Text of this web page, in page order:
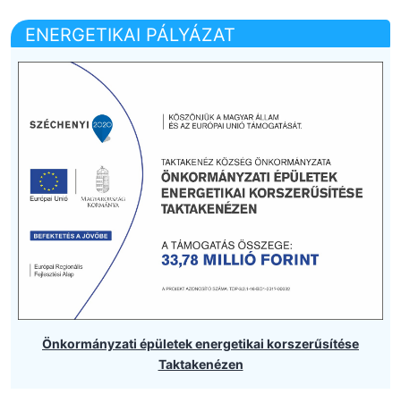
ENERGETIKAI PÁLYÁZAT
Önkormányzati épületek energetikai korszerűsítése
Taktakenézen